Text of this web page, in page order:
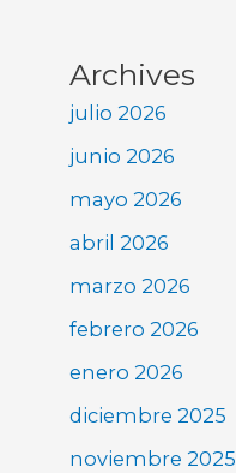
Archives
julio 2026
junio 2026
mayo 2026
abril 2026
marzo 2026
febrero 2026
enero 2026
diciembre 2025
noviembre 2025